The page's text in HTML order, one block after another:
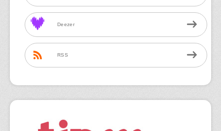
Deezer
RSS